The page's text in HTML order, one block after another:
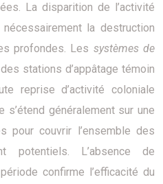
La disparition de l’activité
la destruction
profondes. Les systèmes de
stations d’appâtage témoin
reprise d’activité coloniale
s’étend généralement sur une
pour couvrir l’ensemble des
potentiels. L’absence de
confirme l’efficacité du